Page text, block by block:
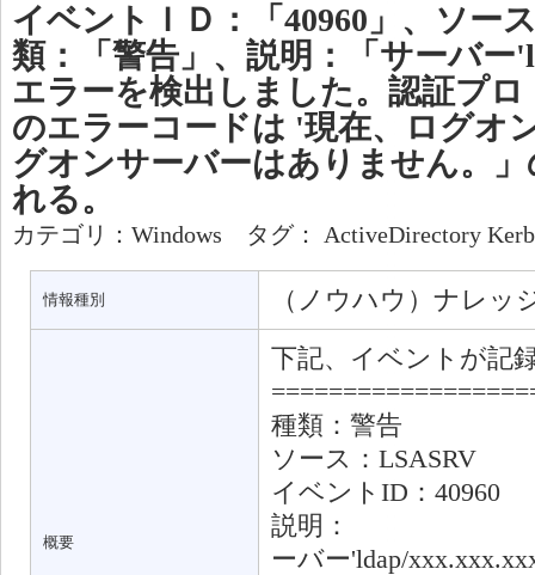
イベントＩＤ：「40960」、ソー
類：「警告」、説明：「サーバー
エラーを検出しました。認証プ
のエラーコードは '現在、ログオ
グオンサーバーはありません。
れる。
カテゴリ： Windows タグ： ActiveDirectory
情報種別 （ノウハウ）ナレッ
概要
下記、イベントが記
種類：警告
ソース：LSASRV
イベントID：40960
説明：
ーバー'ldap/